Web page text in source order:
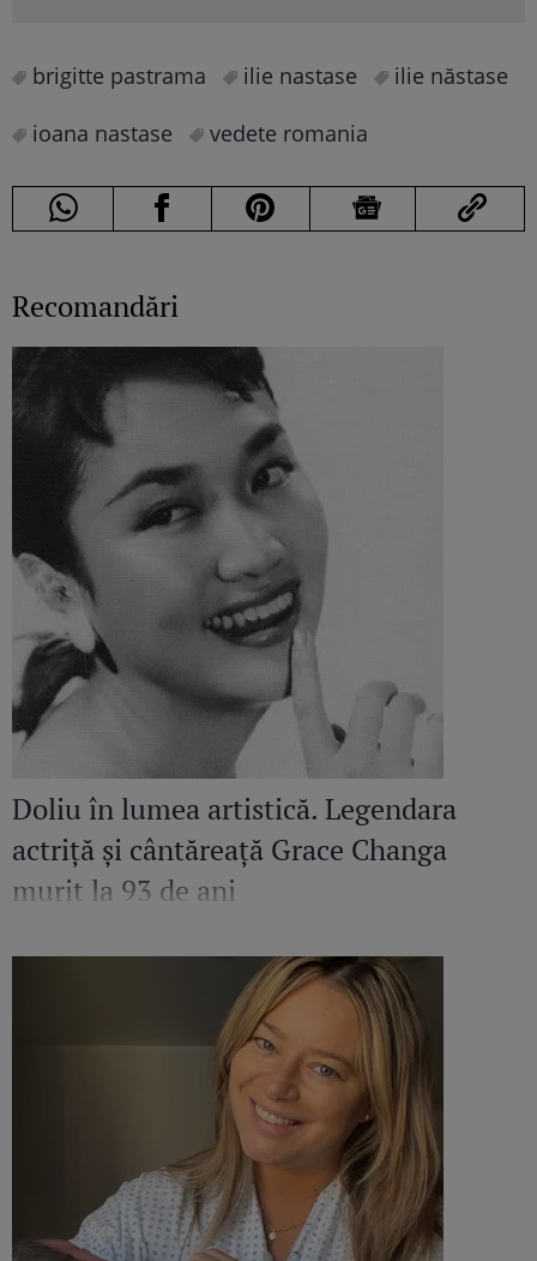
brigitte pastrama ilie nastase
ilie năstase
ioana nastase
vedete romania
Recomandări
Doliu în lumea artistică. Legendara
actriță și cântăreață Grace Changa
murit la 93 de ani